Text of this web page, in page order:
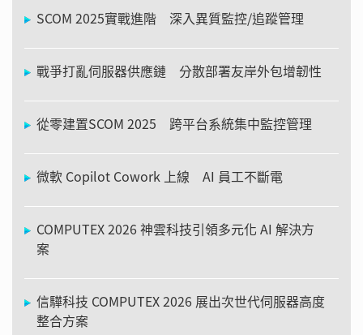
SCOM 2025實戰進階 深入異質監控/追蹤管理
戰爭打亂伺服器供應鏈 分散部署友岸外包增韌性
從零建置SCOM 2025 跨平台系統集中監控管理
微軟 Copilot Cowork 上線 AI 員工不斷電
COMPUTEX 2026 神雲科技引領多元化 AI 解決方
案
信驊科技 COMPUTEX 2026 展出次世代伺服器高度
整合方案